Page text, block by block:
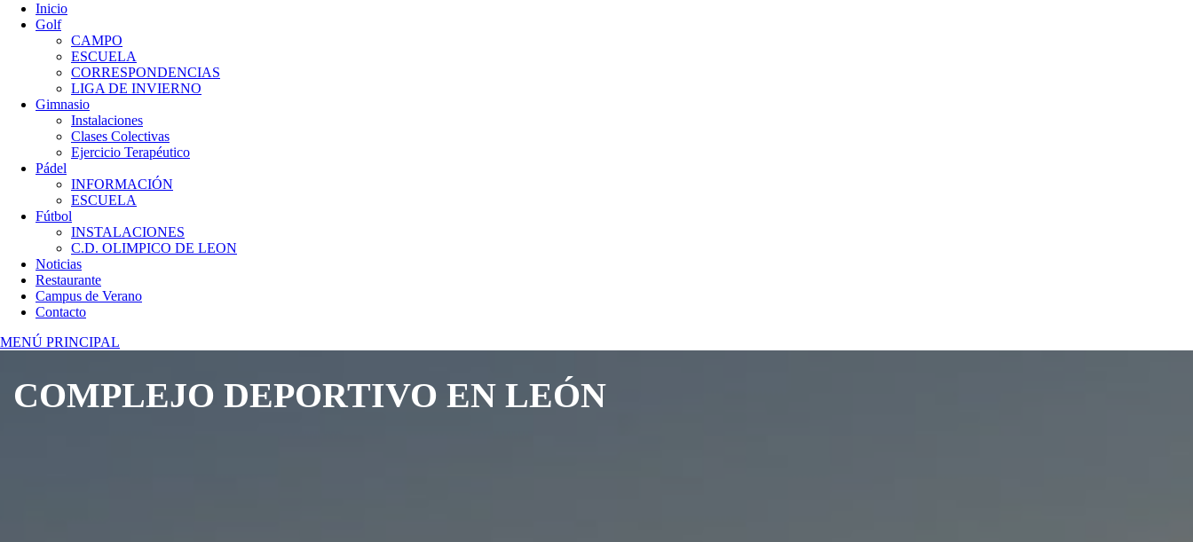
Inicio
Golf
CAMPO
ESCUELA
CORRESPONDENCIAS
LIGA DE INVIERNO
Gimnasio
Instalaciones
Clases Colectivas
Ejercicio Terapéutico
Pádel
INFORMACIÓN
ESCUELA
Fútbol
INSTALACIONES
C.D. OLIMPICO DE LEON
Noticias
Restaurante
Campus de Verano
Contacto
MENÚ PRINCIPAL
Campos de fútbol